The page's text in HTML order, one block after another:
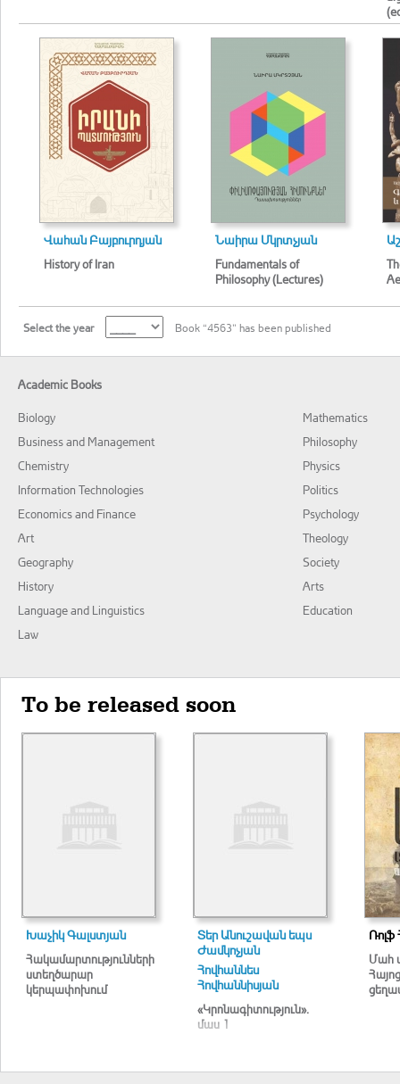
Վահան Բայբուրդյան
History of Iran
Նաիրա Մկրտչյան
Fundamentals of
Philosophy (Lectures)
Select the year Book “4563” has been published
Academic Books
Biology
Business and Management
Chemistry
Information Technologies
Economics and Finance
Art
Geography
History
Language and Linguistics
Law
Mathematics
Philosophy
Physics
Politics
Psychology
Theology
Society
Arts
Education
To be released soon
Խաչիկ Գալստյան
Հակամարտությունների
ստեղծարար
կերպափոխում
Տեր Անուշավան եպս
Ժամկոչյան
Հովհաննես
Հովհաննիսյան
«Կրոնագիտություն».
մաս 1
Ռոլֆ
Մահ
Հայոց